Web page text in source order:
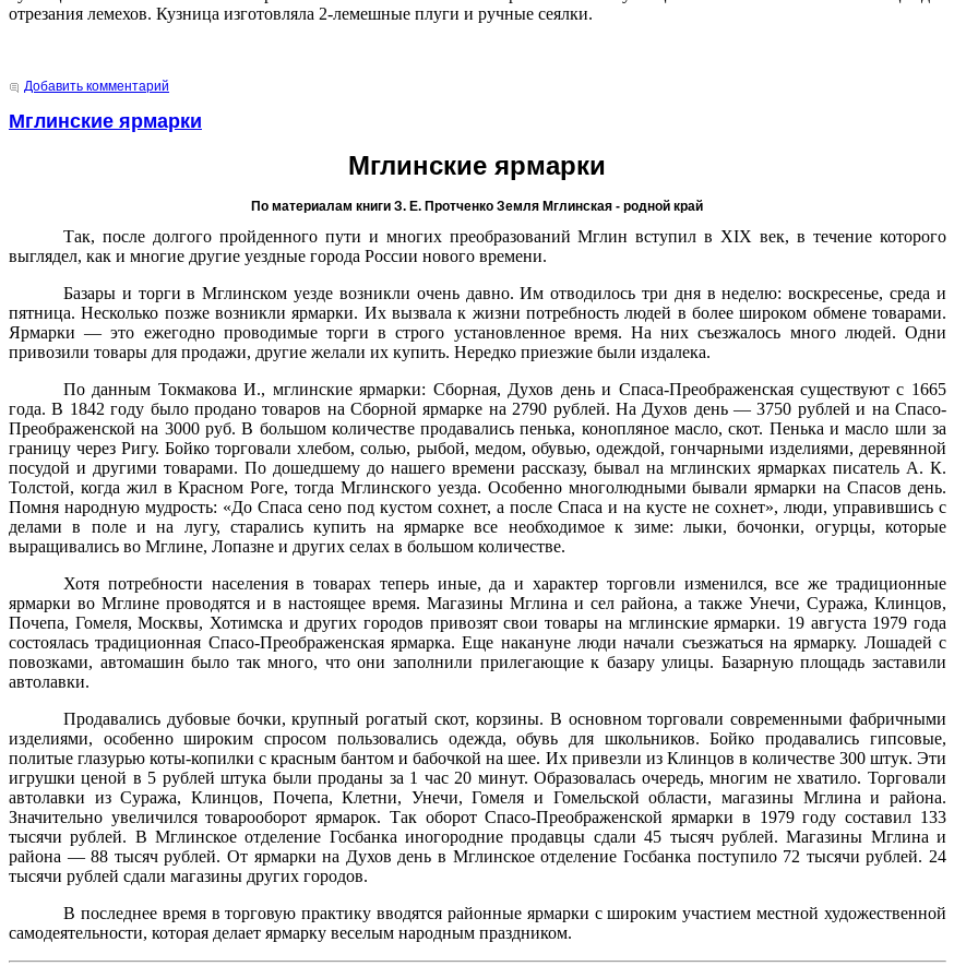
отрезания лемехов. Кузница изготовляла 2-лемешные плуги и ручные сеялки.
Добавить комментарий
Мглинские ярмарки
Мглинские ярмарки
По материалам книги З. Е. Протченко Земля Мглинская - родной край
Так, после долгого пройденного пути и многих преобразований Мглин вступил в XIX век, в течение которого
выглядел, как и многие другие уездные города России нового времени.
Базары и торги в Мглинском уезде возникли очень давно. Им отводилось три дня в неделю: воскресенье, среда и
пятница. Несколько позже возникли ярмарки. Их вызвала к жизни потребность людей в более широком обмене товарами.
Ярмарки — это ежегодно проводимые торги в строго установленное время. На них съезжалось много людей. Одни
привозили товары для продажи, другие желали их купить. Нередко приезжие были издалека.
По данным Токмакова И., мглинские ярмарки: Сборная, Духов день и Спаса-Преображенская существуют с 1665
года. В 1842 году было продано товаров на Сборной ярмарке на 2790 рублей. На Духов день — 3750 рублей и на Спасо-
Преображенской на 3000 руб. В большом количестве продавались пенька, конопляное масло, скот. Пенька и масло шли за
границу через Ригу. Бойко торговали хлебом, солью, рыбой, медом, обувью, одеждой, гончарными изделиями, деревянной
посудой и другими товарами. По дошедшему до нашего времени рассказу, бывал на мглинских ярмарках писатель А. К.
Толстой, когда жил в Красном Роге, тогда Мглинского уезда. Особенно многолюдными бывали ярмарки на Спасов день.
Помня народную мудрость: «До Спаса сено под кустом сохнет, а после Спаса и на кусте не сохнет», люди, управившись с
делами в поле и на лугу, старались купить на ярмарке все необходимое к зиме: лыки, бочонки, огурцы, которые
выращивались во Мглине, Лопазне и других селах в большом количестве.
Хотя потребности населения в товарах теперь иные, да и характер торговли изменился, все же традиционные
ярмарки во Мглине проводятся и в настоящее время. Магазины Мглина и сел района, а также Унечи, Суража, Клинцов,
Почепа, Гомеля, Москвы, Хотимска и других городов привозят свои товары на мглинские ярмарки. 19 августа 1979 года
состоялась традиционная Спасо-Преображенская ярмарка. Еще накануне люди начали съезжаться на ярмарку. Лошадей с
повозками, автомашин было так много, что они заполнили прилегающие к базару улицы. Базарную площадь заставили
автолавки.
Продавались дубовые бочки, крупный рогатый скот, корзины. В основном торговали современными фабричными
изделиями, особенно широким спросом пользовались одежда, обувь для школьников. Бойко продавались гипсовые,
политые глазурью коты-копилки с красным бантом и бабочкой на шее. Их привезли из Клинцов в количестве 300 штук. Эти
игрушки ценой в 5 рублей штука были проданы за 1 час 20 минут. Образовалась очередь, многим не хватило. Торговали
автолавки из Суража, Клинцов, Почепа, Клетни, Унечи, Гомеля и Гомельской области, магазины Мглина и района.
Значительно увеличился товарооборот ярмарок. Так оборот Спасо-Преображенской ярмарки в 1979 году составил 133
тысячи рублей. В Мглинское отделение Госбанка иногородние продавцы сдали 45 тысяч рублей. Магазины Мглина и
района — 88 тысяч рублей. От ярмарки на Духов день в Мглинское отделение Госбанка поступило 72 тысячи рублей. 24
тысячи рублей сдали магазины других городов.
В последнее время в торговую практику вводятся районные ярмарки с широким участием местной художественной
самодеятельности, которая делает ярмарку веселым народным праздником.